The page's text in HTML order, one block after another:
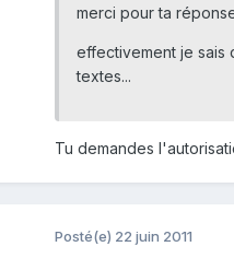
merci pour ta
effectivement je sais
textes...
Tu demandes
Posté(e) 22 juin 2011